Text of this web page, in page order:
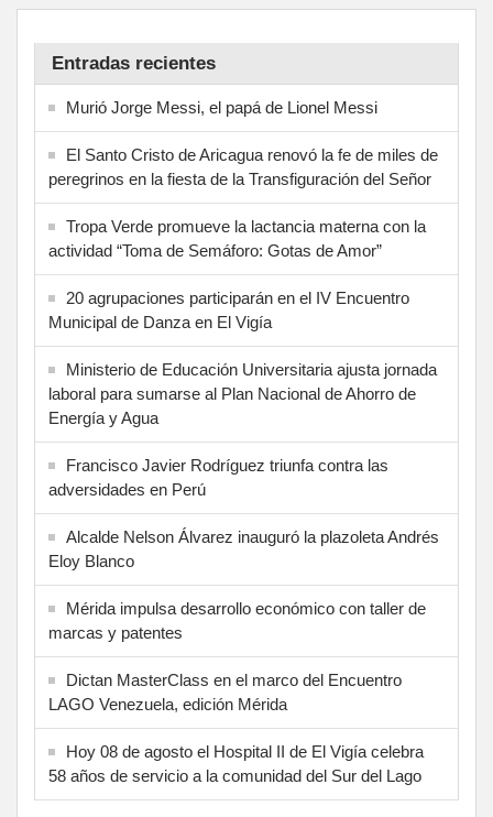
Entradas recientes
Murió Jorge Messi, el papá de Lionel Messi
El Santo Cristo de Aricagua renovó la fe de miles de
peregrinos en la fiesta de la Transfiguración del Señor
Tropa Verde promueve la lactancia materna con la
actividad “Toma de Semáforo: Gotas de Amor”
20 agrupaciones participarán en el IV Encuentro
Municipal de Danza en El Vigía
Ministerio de Educación Universitaria ajusta jornada
laboral para sumarse al Plan Nacional de Ahorro de
Energía y Agua
Francisco Javier Rodríguez triunfa contra las
adversidades en Perú
Alcalde Nelson Álvarez inauguró la plazoleta Andrés
Eloy Blanco
Mérida impulsa desarrollo económico con taller de
marcas y patentes
Dictan MasterClass en el marco del Encuentro
LAGO Venezuela, edición Mérida
Hoy 08 de agosto el Hospital II de El Vigía celebra
58 años de servicio a la comunidad del Sur del Lago